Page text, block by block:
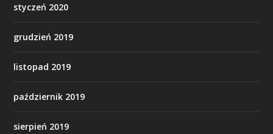
styczeń 2020
grudzień 2019
listopad 2019
październik 2019
sierpień 2019